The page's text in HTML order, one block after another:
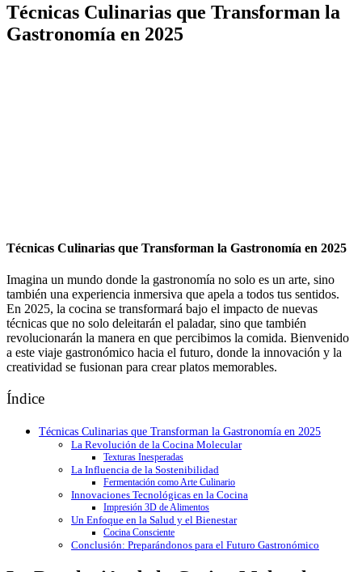
Técnicas Culinarias que Transforman la
Gastronomía en 2025
Técnicas Culinarias que Transforman la Gastronomía en 2025
Imagina un mundo donde la gastronomía no solo es un arte, sino
también una experiencia inmersiva que apela a todos tus sentidos.
En 2025, la cocina se transformará bajo el impacto de nuevas
técnicas que no solo deleitarán el paladar, sino que también
revolucionarán la manera en que percibimos la comida. Bienvenido
a este viaje gastronómico hacia el futuro, donde la innovación y la
creatividad se fusionan para crear platos memorables.
Índice
Técnicas Culinarias que Transforman la Gastronomía en 2025
La Revolución de la Cocina Molecular
Texturas Inesperadas
La Influencia de la Sostenibilidad
Fermentación como Arte Culinario
Innovaciones Tecnológicas en la Cocina
Impresión 3D de Alimentos
Un Enfoque en la Salud y el Bienestar
Cocina Consciente
Conclusión: Preparándonos para el Futuro Gastronómico